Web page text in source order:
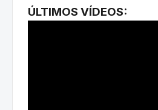
ÚLTIMOS VÍDEOS: